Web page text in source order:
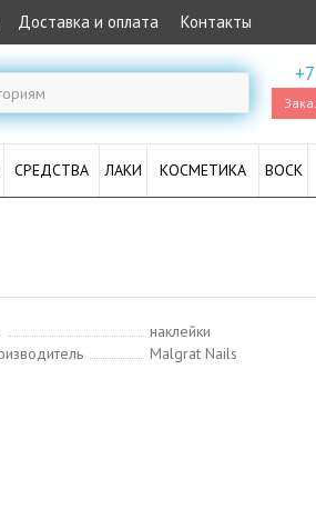
Доставка и оплата Контакты
СРЕДСТВА ЛАКИ КОСМЕТИКА ВОСК
наклейки
Malgrat Nails